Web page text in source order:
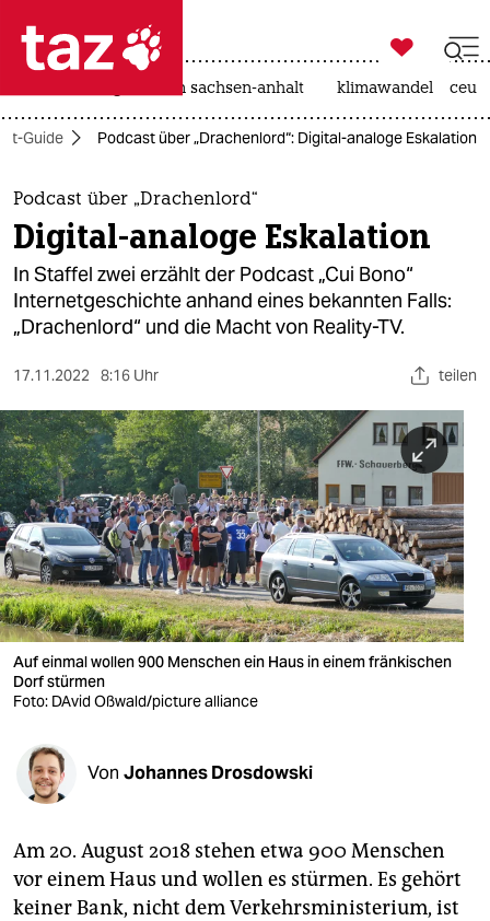
 taz zahl ich
taz zahl ich
themen
politik
öko
sport
berlin
nord
wahrheit
verlag
verlag
shop
fragen & hilfe
unterstützen
abo

taz zahl ich
landtagswahl in sachsen-anhalt klimawandel ceuta
Guide Podcast über „Drachenlord“: Digital-analoge Eskalation
Podcast über „Drachenlord“
Digital-analoge Eskalation
In Staffel zwei erzählt der Podcast „Cui Bono“
Internetgeschichte anhand eines bekannten Falls:
„Drachenlord“ und die Macht von Reality-TV.
17.11.2022 8:16 Uhr teilen
Auf einmal wollen 900 Menschen ein Haus in einem fränkischen
Dorf stürmen
Foto: DAvid Oßwald/picture alliance
Von Johannes Drosdowski
Am 20. August 2018 stehen etwa 900 Menschen
vor einem Haus und wollen es stürmen. Es gehört
keiner Bank, nicht dem Verkehrsministerium, ist